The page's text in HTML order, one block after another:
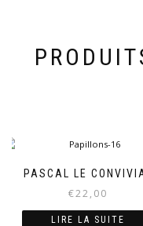
PASCAL LE
€22,00
LIRE LA SUITE